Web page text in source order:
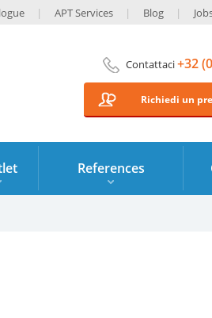
APT Services Blog
Contattaci+32
Richiedi un
References